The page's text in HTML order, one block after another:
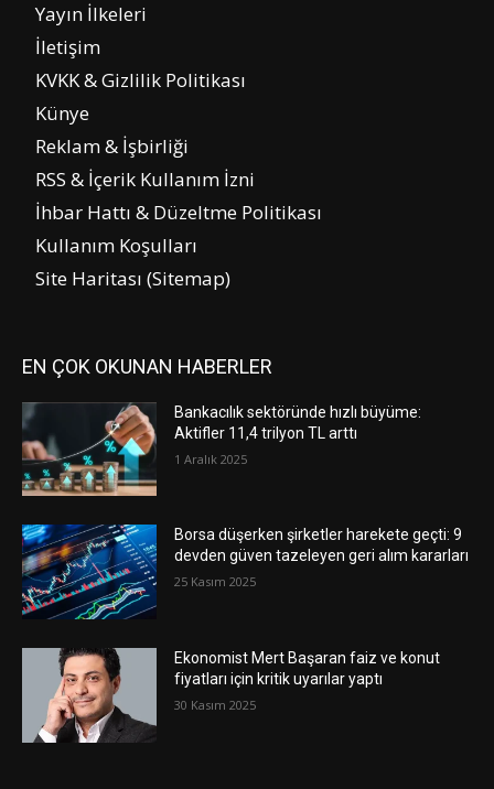
Yayın İlkeleri
İletişim
KVKK & Gizlilik Politikası
Künye
Reklam & İşbirliği
RSS & İçerik Kullanım İzni
İhbar Hattı & Düzeltme Politikası
Kullanım Koşulları
Site Haritası (Sitemap)
EN ÇOK OKUNAN HABERLER
Bankacılık sektöründe hızlı büyüme:
Aktifler 11,4 trilyon TL arttı
1 Aralık 2025
Borsa düşerken şirketler harekete geçti: 9
devden güven tazeleyen geri alım kararları
25 Kasım 2025
Ekonomist Mert Başaran faiz ve konut
fiyatları için kritik uyarılar yaptı
30 Kasım 2025